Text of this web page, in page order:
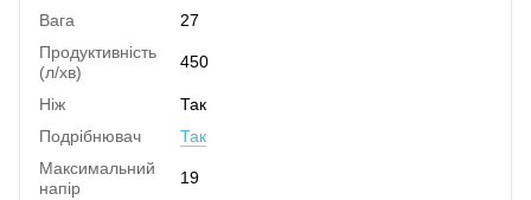
Вага
27
Продуктивність
(л/хв)
450
Ніж
Так
Подрібнювач
Так
Максимальний
напір
19